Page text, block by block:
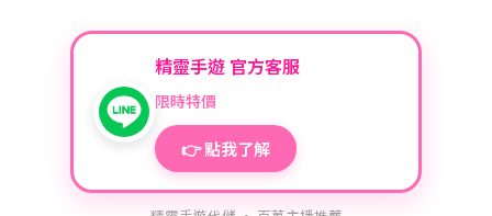
精靈手遊 官方客服
限時特價
👉 點我了解